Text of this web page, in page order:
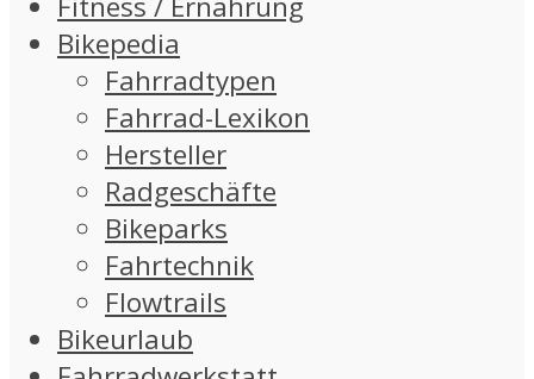
Bikepedia
Fahrradtypen
Fahrrad-Lexikon
Hersteller
Radgeschäfte
Bikeparks
Fahrtechnik
Flowtrails
Bikeurlaub